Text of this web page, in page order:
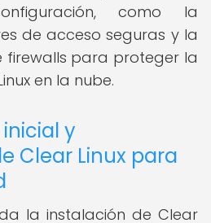
como la
de acceso seguras y la
firewalls para proteger la
en la nube.
y
Clear Linux para
la instalación de Clear